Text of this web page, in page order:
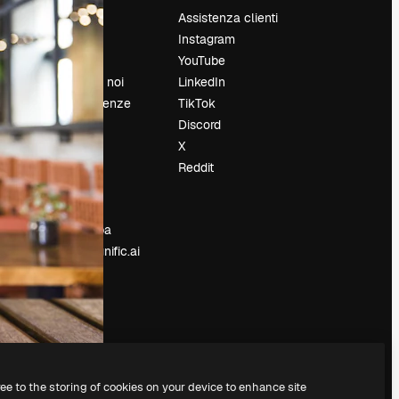
Prezzi
Chi siamo
Recensioni
Lavora con noi
Cerca tendenze
Blog
Eventi
Slidesgo
Vendi i tuoi
contenuti
Sala stampa
Cerchi magnific.ai
Assistenza clienti
Instagram
YouTube
LinkedIn
TikTok
Discord
X
Reddit
to the storing of cookies on your device to enhance site